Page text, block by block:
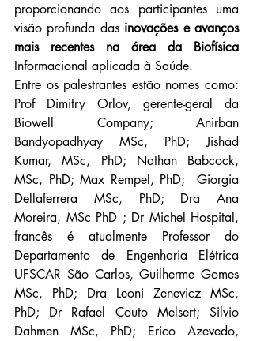
proporcionando aos participantes uma
visão profunda das inovações e avanços
mais recentes na área da Biofísica
Informacional aplicada à Saúde.
Entre os palestrantes estão nomes como:
Prof Dimitry Orlov, gerente-geral da
Biowell Company; Anirban
Bandyopadhyay MSc, PhD; Jishad
Kumar, MSc, PhD; Nathan Babcock,
MSc, PhD; Max Rempel, PhD;  Giorgia
Dellaferrera MSc, PhD; Dra Ana
Moreira, MSc PhD ; Dr Michel Hospital,
francês é atualmente Professor do
Departamento de Engenharia Elétrica
UFSCAR São Carlos, Guilherme Gomes
MSc, PhD; Dra Leoni Zenevicz MSc,
PhD; Dr Rafael Couto Melsert; Silvio
Dahmen MSc, PhD; Erico Azevedo,